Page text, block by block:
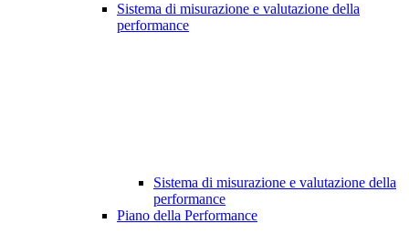
Sistema di misurazione e valutazione della
performance
Sistema di misurazione e valutazione della
performance
Piano della Performance